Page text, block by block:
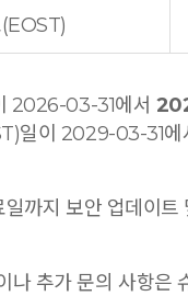
2026-03-31에서
일이 2029-03-31
까지 보안 업데이트
나 추가 문의 사항은